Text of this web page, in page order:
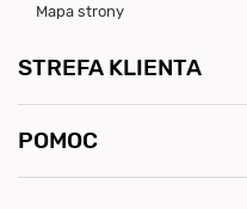
Mapa strony
STREFA KLIENTA
POMOC